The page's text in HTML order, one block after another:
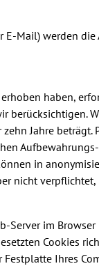
Mail) werden
haben,
Jahre
in
nicht
Server im
Cookies
Ihres